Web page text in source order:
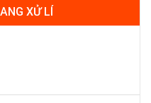
XỬ LÍ